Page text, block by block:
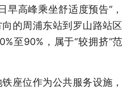
早高峰乘坐舒适度预告”，
的周浦东站到罗山路站区
至90%，属于“较拥挤”范
座位作为公共服务设施，